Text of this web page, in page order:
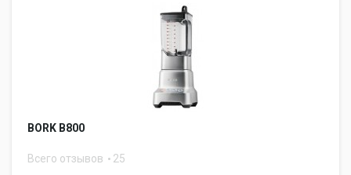
BORK B800
Всего отзывов 25